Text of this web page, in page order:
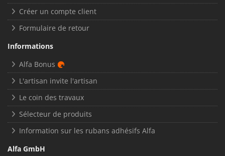
Créer un compte client
Formulaire de retour
Informations
Alfa Bonus
L'artisan invite l'artisan
Le coin des travaux
Sélecteur de produits
Information sur les rubans adhésifs Alfa
Alfa GmbH